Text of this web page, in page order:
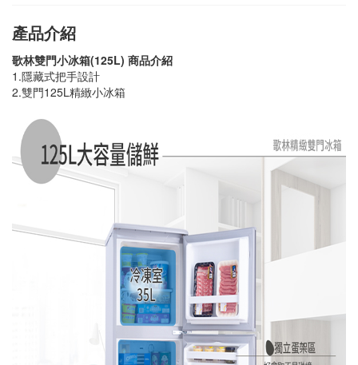
產品介紹
歌林雙門小冰箱(125L) 商品介紹
1.隱藏式把手設計
2.雙門125L精緻小冰箱